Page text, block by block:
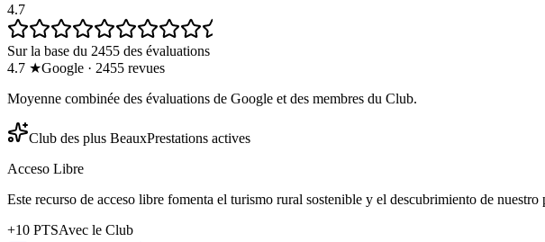
4.7
Sur la base du 2455 des évaluations
4.7 ★Google · 2455 revues
Moyenne combinée des évaluations de Google et des membres du Club.
Club des plus BeauxPrestations actives
Acceso Libre
Este recurso de acceso libre fomenta el turismo rural sostenible y el descubrimiento de nuestro
+10 PTSAvec le Club